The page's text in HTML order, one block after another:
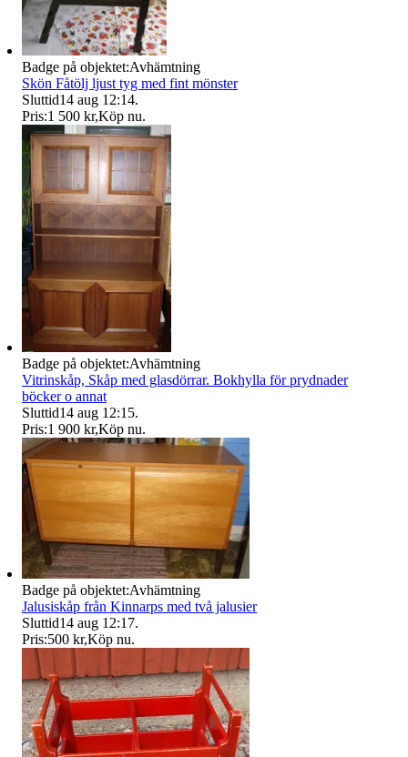
Badge på objektet:Avhämtning
Skön Fåtölj ljust tyg med fint mönster
Sluttid14 aug 12:14.
Pris:1 500 kr,Köp nu.
Badge på objektet:Avhämtning
Vitrinskåp, Skåp med glasdörrar. Bokhylla för prydnader
böcker o annat
Sluttid14 aug 12:15.
Pris:1 900 kr,Köp nu.
Badge på objektet:Avhämtning
Jalusiskåp från Kinnarps med två jalusier
Sluttid14 aug 12:17.
Pris:500 kr,Köp nu.